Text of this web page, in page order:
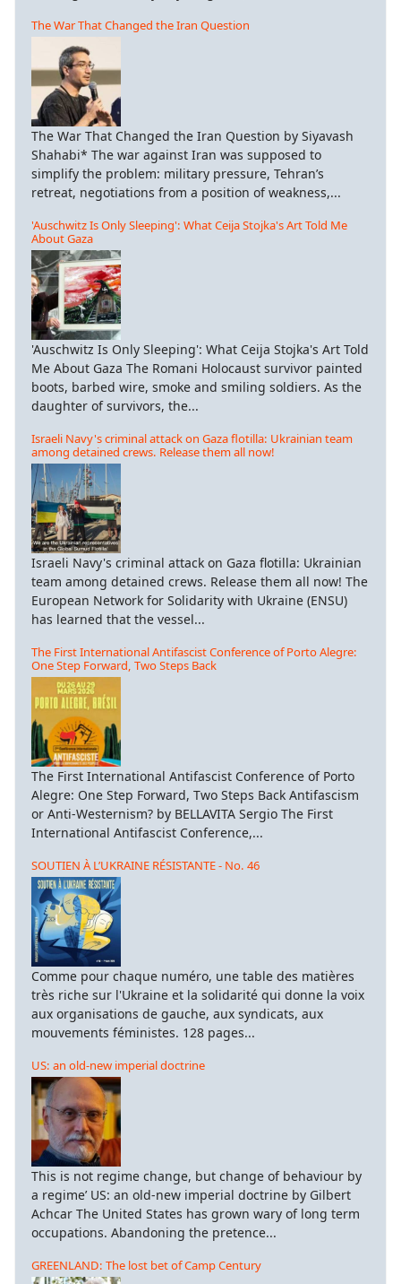
The War That Changed the Iran Question
The War That Changed the Iran Question by Siyavash
Shahabi* The war against Iran was supposed to
simplify the problem: military pressure, Tehran’s
retreat, negotiations from a position of weakness,...
'Auschwitz Is Only Sleeping': What Ceija Stojka's Art Told Me
About Gaza
'Auschwitz Is Only Sleeping': What Ceija Stojka's Art Told
Me About Gaza The Romani Holocaust survivor painted
boots, barbed wire, smoke and smiling soldiers. As the
daughter of survivors, the...
Israeli Navy's criminal attack on Gaza flotilla: Ukrainian team
among detained crews. Release them all now!
Israeli Navy's criminal attack on Gaza flotilla: Ukrainian
team among detained crews. Release them all now! The
European Network for Solidarity with Ukraine (ENSU)
has learned that the vessel...
The First International Antifascist Conference of Porto Alegre:
One Step Forward, Two Steps Back
The First International Antifascist Conference of Porto
Alegre: One Step Forward, Two Steps Back Antifascism
or Anti-Westernism? by BELLAVITA Sergio The First
International Antifascist Conference,...
SOUTIEN À L’UKRAINE RÉSISTANTE - No. 46
Comme pour chaque numéro, une table des matières
très riche sur l'Ukraine et la solidarité qui donne la voix
aux organisations de gauche, aux syndicats, aux
mouvements féministes. 128 pages...
US: an old-new imperial doctrine
This is not regime change, but change of behaviour by
a regime’ US: an old-new imperial doctrine by Gilbert
Achcar The United States has grown wary of long term
occupations. Abandoning the pretence...
GREENLAND: The lost bet of Camp Century